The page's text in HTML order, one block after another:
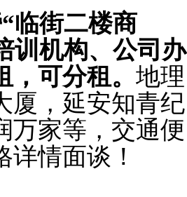
临街二楼商
训机构、公司办
，可分租。 地理
厦，延安知青纪
万家等，交通便
情面谈！